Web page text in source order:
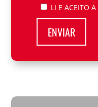
LI E ACEITO A